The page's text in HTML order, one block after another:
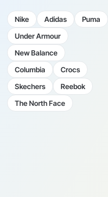
Nike Adidas
Puma
Under Armour
New Balance
Columbia
Crocs
Skechers
Reebok
The North Face